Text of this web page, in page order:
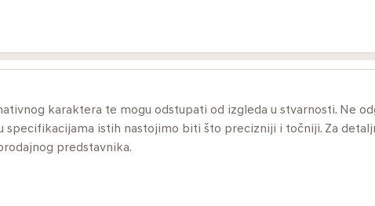
karaktera te mogu odstupati od izgleda u stvarnosti. Ne
specifikacijama istih nastojimo biti što precizniji i točniji. Za
predstavnika.